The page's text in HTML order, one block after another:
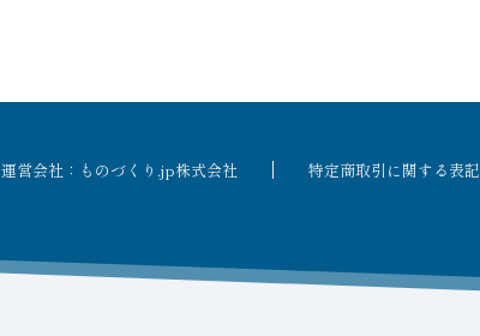
運営会社：ものづくり.jp株式会社 特定商取引に関する表記